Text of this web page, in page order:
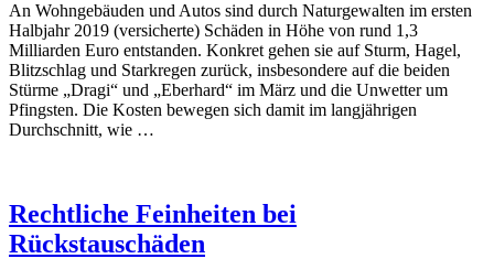
An Wohngebäuden und Autos sind durch Naturgewalten im ersten
Halbjahr 2019 (versicherte) Schäden in Höhe von rund 1,3
Milliarden Euro entstanden. Konkret gehen sie auf Sturm, Hagel,
Blitzschlag und Starkregen zurück, insbesondere auf die beiden
Stürme „Dragi“ und „Eberhard“ im März und die Unwetter um
Pfingsten. Die Kosten bewegen sich damit im langjährigen
Durchschnitt, wie …
Rechtliche Feinheiten bei
Rückstauschäden